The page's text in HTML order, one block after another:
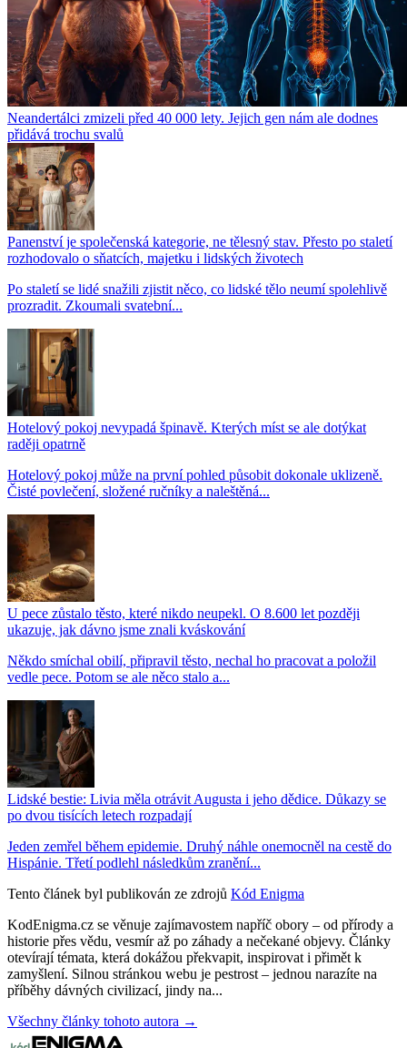
Neandertálci zmizeli před 40 000 lety. Jejich gen nám ale dodnes
přidává trochu svalů
Panenství je společenská kategorie, ne tělesný stav. Přesto po staletí
rozhodovalo o sňatcích, majetku i lidských životech
Po staletí se lidé snažili zjistit něco, co lidské tělo neumí spolehlivě
prozradit. Zkoumali svatební...
Hotelový pokoj nevypadá špinavě. Kterých míst se ale dotýkat
raději opatrně
Hotelový pokoj může na první pohled působit dokonale uklizeně.
Čisté povlečení, složené ručníky a naleštěná...
U pece zůstalo těsto, které nikdo neupekl. O 8.600 let později
ukazuje, jak dávno jsme znali kváskování
Někdo smíchal obilí, připravil těsto, nechal ho pracovat a položil
vedle pece. Potom se ale něco stalo a...
Lidské bestie: Livia měla otrávit Augusta i jeho dědice. Důkazy se
po dvou tisících letech rozpadají
Jeden zemřel během epidemie. Druhý náhle onemocněl na cestě do
Hispánie. Třetí podlehl následkům zranění...
Tento článek byl publikován ze zdrojů Kód Enigma
KodEnigma.cz se věnuje zajímavostem napříč obory – od přírody a
historie přes vědu, vesmír až po záhady a nečekané objevy. Články
otevírají témata, která dokážou překvapit, inspirovat i přimět k
zamyšlení. Silnou stránkou webu je pestrost – jednou narazíte na
příběhy dávných civilizací, jindy na...
Všechny články tohoto autora →